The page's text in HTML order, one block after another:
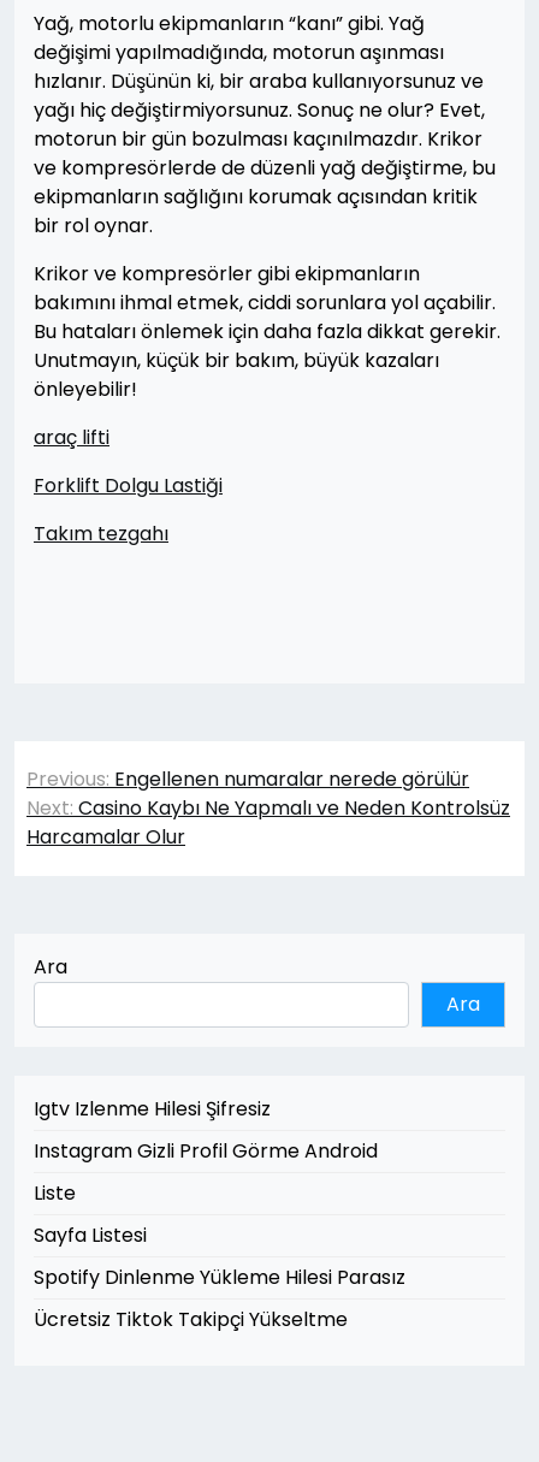
Yağ, motorlu ekipmanların “kanı” gibi. Yağ
değişimi yapılmadığında, motorun aşınması
hızlanır. Düşünün ki, bir araba kullanıyorsunuz ve
yağı hiç değiştirmiyorsunuz. Sonuç ne olur? Evet,
motorun bir gün bozulması kaçınılmazdır. Krikor
ve kompresörlerde de düzenli yağ değiştirme, bu
ekipmanların sağlığını korumak açısından kritik
bir rol oynar.
Krikor ve kompresörler gibi ekipmanların
bakımını ihmal etmek, ciddi sorunlara yol açabilir.
Bu hataları önlemek için daha fazla dikkat gerekir.
Unutmayın, küçük bir bakım, büyük kazaları
önleyebilir!
araç lifti
Forklift Dolgu Lastiği
Takım tezgahı
Yazı
gezinmesi
Previous: Engellenen numaralar nerede görülür
Next: Casino Kaybı Ne Yapmalı ve Neden Kontrolsüz
Harcamalar Olur
Ara
Ara
Igtv Izlenme Hilesi Şifresiz
Instagram Gizli Profil Görme Android
Liste
Sayfa Listesi
Spotify Dinlenme Yükleme Hilesi Parasız
Ücretsiz Tiktok Takipçi Yükseltme